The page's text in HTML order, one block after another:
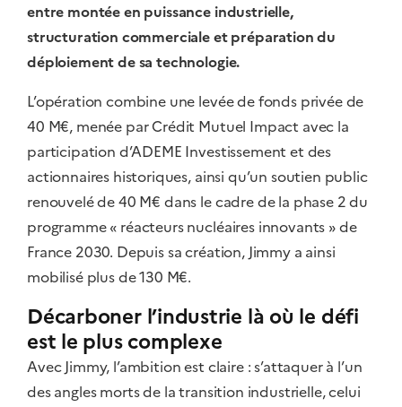
entre montée en puissance industrielle,
structuration commerciale et préparation du
déploiement de sa technologie.
L’opération combine une levée de fonds privée de
40 M€, menée par Crédit Mutuel Impact avec la
participation d’ADEME Investissement et des
actionnaires historiques, ainsi qu’un soutien public
renouvelé de 40 M€ dans le cadre de la phase 2 du
programme « réacteurs nucléaires innovants » de
France 2030. Depuis sa création, Jimmy a ainsi
mobilisé plus de 130 M€.
Décarboner l’industrie là où le défi
est le plus complexe
Avec Jimmy, l’ambition est claire : s’attaquer à l’un
des angles morts de la transition industrielle, celui